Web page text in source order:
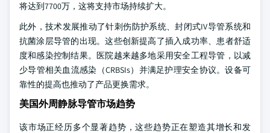
将达到7700万，这将支持市场持续扩大。
此外，技术发展推动了针刺伤防护系统、封闭式IV导管系统和
抗菌涂层导管的出现。这些创新提高了插入成功率、患者舒适
度和感染控制结果。医院越来越多地采用安全工程导管，以减
少导管相关血流感染（CRBSIs）并满足护理安全协议。设备可
靠性的提高也推动了产品更换需求。
美国外周静脉导管市场趋势
该市场正经历多个显著趋势，这些趋势正在塑造其增长和发